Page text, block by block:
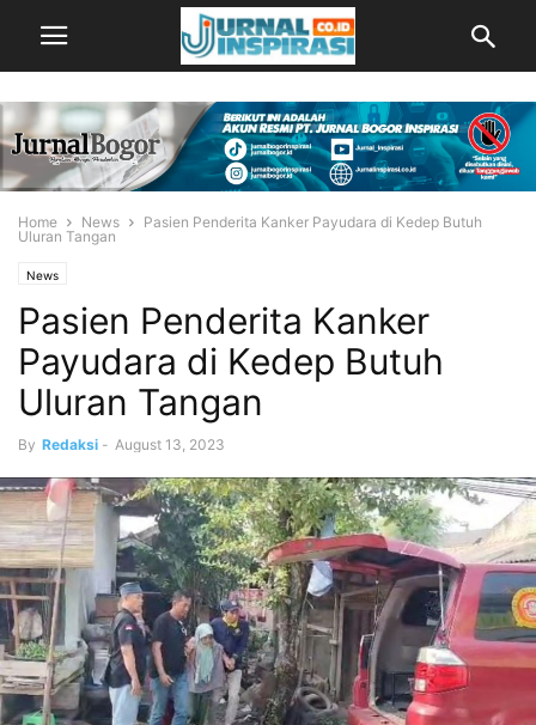
Home News
Pasien Penderita Kanker Payudara di Kedep Butuh
Uluran Tangan
News
Pasien Penderita Kanker
Payudara di Kedep Butuh
Uluran Tangan
By Redaksi - August 13, 2023